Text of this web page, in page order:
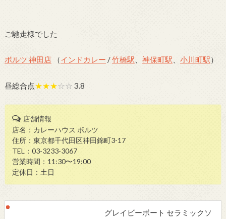
ご馳走様でした
ボルツ 神田店（インドカレー /竹橋駅 神保町駅 小川町駅）
昼総合点★★★☆☆ 3.8
店舗情報
店名：カレーハウス ボルツ
住所：東京都千代田区神田錦町3-17
TEL：03-3233-3067
営業時間：11:30〜19:00
定休日：土日
グレイビーボート セラミックソ